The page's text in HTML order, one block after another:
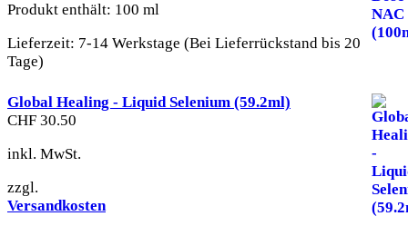
Produkt enthält: 100 ml
Lieferzeit: 7-14 Werkstage (Bei Lieferrückstand bis 20
Tage)
Global Healing - Liquid Selenium (59.2ml)
CHF 30.50
inkl. MwSt.
zzgl.
Versandkosten